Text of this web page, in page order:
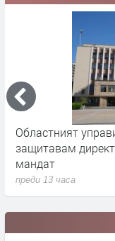
Областният
защитавам
мандат
преди 13 часа